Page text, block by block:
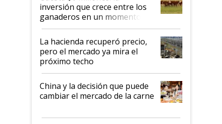
inversión que crece entre los
ganaderos en un momento
histórico para la actividad
La hacienda recuperó precio,
pero el mercado ya mira el
próximo techo
China y la decisión que puede
cambiar el mercado de la carne